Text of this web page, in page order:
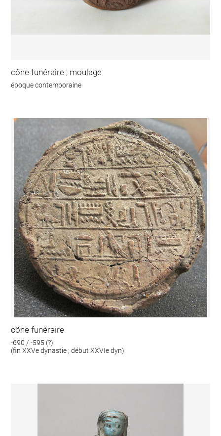
cône funéraire ; moulage
époque contemporaine
cône funéraire
-690 / -595 (?)
(fin XXVe dynastie ; début XXVIe dyn)